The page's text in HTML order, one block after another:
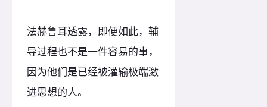
法赫鲁耳透露，即便如此，辅
导过程也不是一件容易的事，
因为他们是已经被灌输极端激
进思想的人。